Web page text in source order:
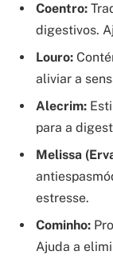
Coentro:
digestivos.
Louro:
aliviar a
Alecrim:
para a
Melissa
estresse.
Cominho:
Ajuda a